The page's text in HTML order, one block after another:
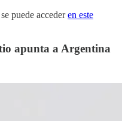
puede accederen este
apunta a Argentina